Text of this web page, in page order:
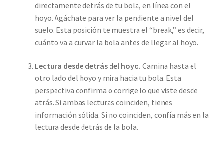
directamente detrás de tu bola, en línea con el
hoyo. Agáchate para ver la pendiente a nivel del
suelo. Esta posición te muestra el “break,” es decir,
cuánto va a curvar la bola antes de llegar al hoyo.
Lectura desde detrás del hoyo. Camina hasta el
otro lado del hoyo y mira hacia tu bola. Esta
perspectiva confirma o corrige lo que viste desde
atrás. Si ambas lecturas coinciden, tienes
información sólida. Si no coinciden, confía más en la
lectura desde detrás de la bola.